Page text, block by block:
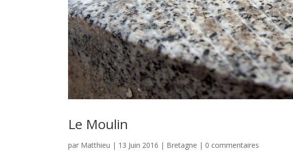
Le Moulin
par Matthieu | 13 Juin 2016 | Bretagne | 0 commentaires